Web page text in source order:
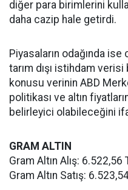
diğer para birimlerini
daha cazip hale getirdi.
Piyasaların odağında
tarım dışı istihdam
konusu verinin ABD
politikası ve altın
belirleyici olabileceğini
GRAM ALTIN
Gram Altın Alış: 6.522,56
Gram Altın Satış: